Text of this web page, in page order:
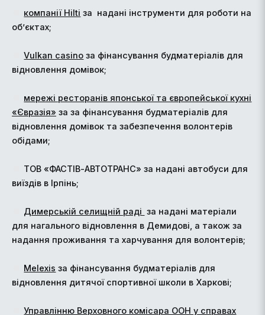
компанії Hilti за надані інструменти для роботи на
об’єктах;
Vulkan casino за фінансування будматеріалів для
відновлення домівок;
мережі ресторанів японської та європейської кухні
«Євразія» за за фінансування будматеріалів для
відновлення домівок та забезпечення волонтерів
обідами;
ТОВ «ФАСТІВ-АВТОТРАНС» за надані автобуси для
виїздів в Ірпінь;
Димерській селищній раді за надані матеріали
для нагального відновлення в Демидові, а також за
надання проживання та харчування для волонтерів;
Melexis за фінансування будматеріалів для
відновлення дитячої спортивної школи в Харкові;
Управлінню Верховного комісара ООН у справах